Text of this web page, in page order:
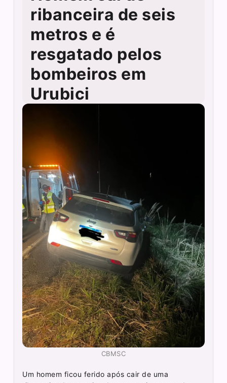
ribanceira de seis
metros e é
resgatado pelos
bombeiros em
Urubici
CBMSC
Um homem ficou ferido após cair de uma